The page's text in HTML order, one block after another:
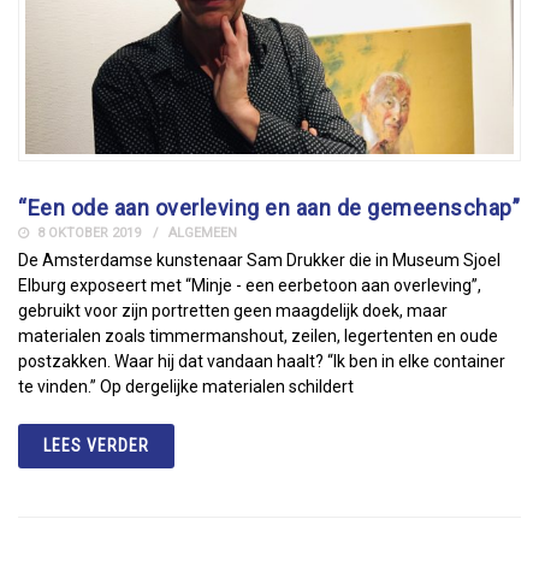
“Een ode aan overleving en aan de gemeenschap”
8 OKTOBER 2019 ALGEMEEN
De Amsterdamse kunstenaar Sam Drukker die in Museum Sjoel
Elburg exposeert met “Minje - een eerbetoon aan overleving”,
gebruikt voor zijn portretten geen maagdelijk doek, maar
materialen zoals timmermanshout, zeilen, legertenten en oude
postzakken. Waar hij dat vandaan haalt? “Ik ben in elke container
te vinden.” Op dergelijke materialen schildert
LEES VERDER